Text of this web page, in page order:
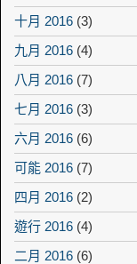
十月 2016 (3)
九月 2016 (4)
八月 2016 (7)
七月 2016 (3)
六月 2016 (6)
可能 2016 (7)
四月 2016 (2)
遊行 2016 (4)
二月 2016 (6)